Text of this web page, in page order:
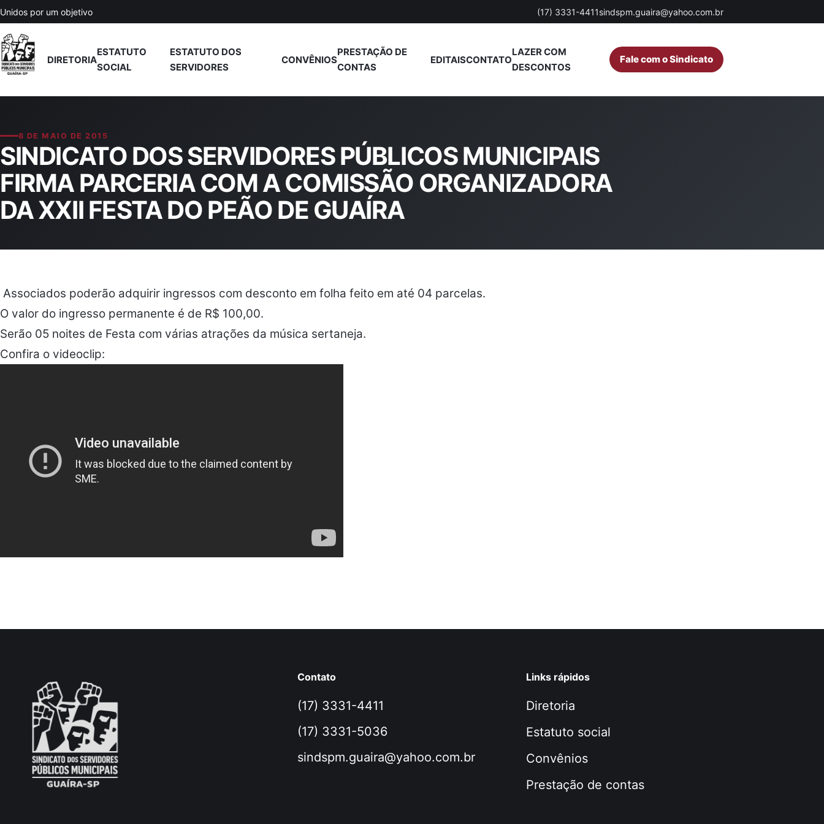
Pular para o conteúdo
Unidos por um objetivo (17) 3331-4411sindspm.guaira@yahoo.com.br
DIRETORIA
ESTATUTO
SOCIAL
ESTATUTO DOS
SERVIDORES
CONVÊNIOS
PRESTAÇÃO DE
CONTAS
EDITAISCONTATO
LAZER COM
DESCONTOS
Fale com o Sindicato
8 DE MAIO DE 2015
SINDICATO DOS SERVIDORES PÚBLICOS MUNICIPAIS
FIRMA PARCERIA COM A COMISSÃO ORGANIZADORA
DA XXII FESTA DO PEÃO DE GUAÍRA
Associados poderão adquirir ingressos com desconto em folha feito em até 04 parcelas.
O valor do ingresso permanente é de R$ 100,00.
Serão 05 noites de Festa com várias atrações da música sertaneja.
Confira o videoclip:
Contato
(17) 3331-4411
(17) 3331-5036
sindspm.guaira@yahoo.com.br
Links rápidos
Diretoria
Estatuto social
Convênios
Prestação de contas